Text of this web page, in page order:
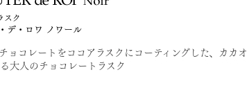
ョコレートをココアラスクにコーティングした、カカオ
大人のチョコレートラスク